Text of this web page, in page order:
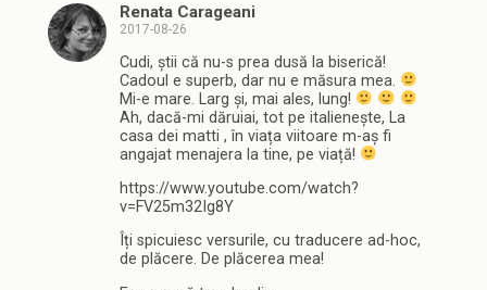
Renata Carageani
2017-08-26
Cudi, știi că nu-s prea dusă la biserică!
Cadoul e superb, dar nu e măsura mea.
Mi-e mare. Larg și, mai ales, lung!
Ah, dacă-mi dăruiai, tot pe italienește, La
casa dei matti , în viața viitoare m-aș fi
angajat menajera la tine, pe viață!
https://www.youtube.com/watch?
v=FV25m32Ig8Y
Îți spicuiesc versurile, cu traducere ad-hoc,
de plăcere. De plăcerea mea!